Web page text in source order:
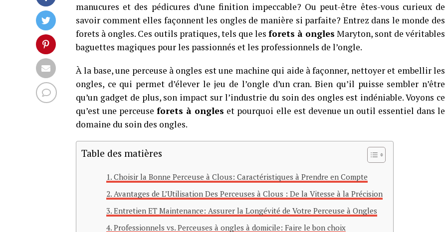
manucures et des pédicures d’une finition impeccable? Ou peut-être êtes-vous curieux de
savoir comment elles façonnent les ongles de manière si parfaite? Entrez dans le monde des
forets à ongles. Ces outils pratiques, tels que les forets à ongles Maryton, sont de véritables
baguettes magiques pour les passionnés et les professionnels de l’ongle.
À la base, une perceuse à ongles est une machine qui aide à façonner, nettoyer et embellir les
ongles, ce qui permet d’élever le jeu de l’ongle d’un cran. Bien qu’il puisse sembler n’être
qu’un gadget de plus, son impact sur l’industrie du soin des ongles est indéniable. Voyons ce
qu’est une perceuseforets à ongles et pourquoi elle est devenue un outil essentiel dans le
domaine du soin des ongles.
Table des matières
Choisir la Bonne Perceuse à Clous: Caractéristiques à Prendre en Compte
Avantages de L’Utilisation Des Perceuses à Clous : De la Vitesse à la Précision
Entretien ET Maintenance: Assurer la Longévité de Votre Perceuse à Ongles
Professionnels vs. Perceuses à ongles à domicile: Faire le bon choix